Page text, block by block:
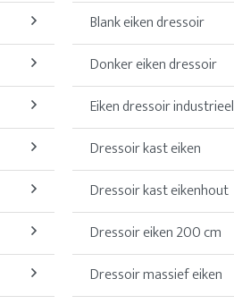
Blank eiken dressoir
Donker eiken dressoir
Eiken dressoir industrieel
Dressoir kast eiken
Dressoir kast eikenhout
Dressoir eiken 200 cm
Dressoir massief eiken